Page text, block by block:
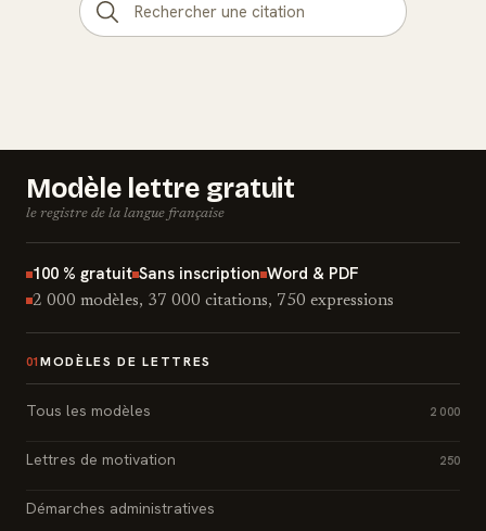
Modèle lettre gratuit
le registre de la langue française
100 % gratuit Sans inscription Word & PDF
2 000 modèles, 37 000 citations, 750 expressions
01 MODÈLES DE LETTRES
Tous les modèles 2 000
Lettres de motivation 250
Démarches administratives